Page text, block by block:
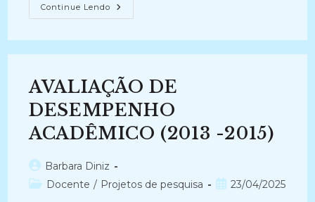
Continue Lendo INFORMAÇÃO,
TECNOLOGIA
Atual)
AVALIAÇÃO DE
DESEMPENHO
ACADÊMICO (2013 -2015)
Autor
do
Barbara Diniz
Categoria
Docente / Projetos de pesquisa
Post23/04/2025